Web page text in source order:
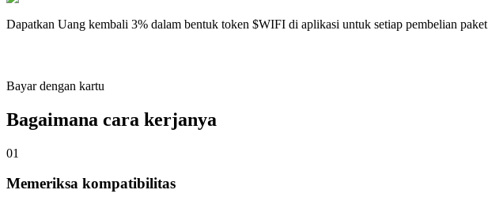
Dapatkan Uang kembali 3% dalam bentuk token $WIFI di aplikasi untuk setiap pembelian
Bayar dengan kartu
Bagaimana cara kerjanya
01
Memeriksa kompatibilitas